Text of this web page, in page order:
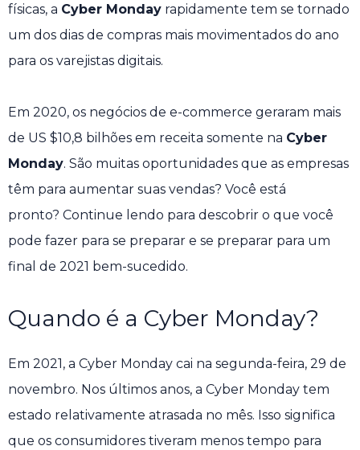
físicas, a Cyber ​​Monday rapidamente tem se tornado
um dos dias de compras mais movimentados do ano
para os varejistas digitais.
Em 2020, os negócios de e-commerce geraram mais
de US $10,8 bilhões em receita somente na Cyber ​​
Monday. São muitas oportunidades que as empresas
têm para aumentar suas vendas? Você está
pronto? Continue lendo para descobrir o que você
pode fazer para se preparar e se preparar para um
final de 2021 bem-sucedido.
Quando é a Cyber ​​Monday?
Em 2021, a Cyber ​​Monday cai na segunda-feira, 29 de
novembro. Nos últimos anos, a Cyber ​​Monday tem
estado relativamente atrasada no mês. Isso significa
que os consumidores tiveram menos tempo para